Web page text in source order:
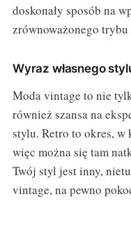
doskonały sposób na
zrównoważonego trybu
Wyraz własnego
Moda vintage to nie
również szansa na
stylu. Retro to okres, w
więc można się tam
Twój styl jest inny,
vintage, na pewno